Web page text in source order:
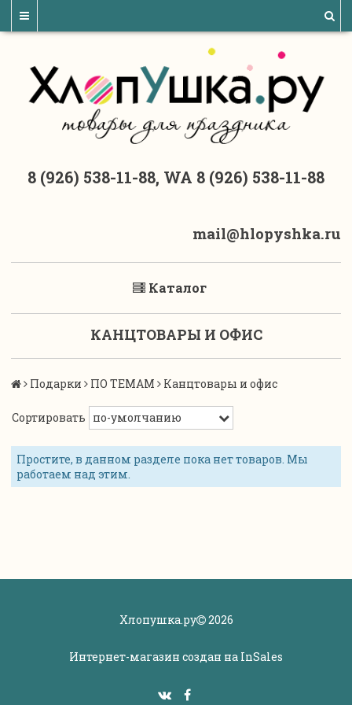
8 (926) 538-11-88, WA 8 (926) 538-11-88
mail@hlopyshka.ru
Каталог
КАНЦТОВАРЫ И ОФИС
Подарки ПО ТЕМАМ Канцтовары и офис
Сортировать
Простите, в данном разделе пока нет товаров. Мы
работаем над этим.
Хлопушка.ру 2026
Интернет-магазин создан на InSales